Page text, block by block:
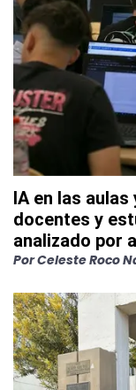
IA en las
docentes y
analizado por
PorCeleste Roco